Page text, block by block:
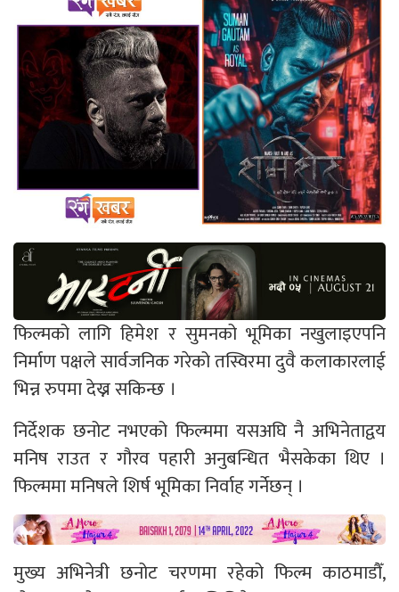
फिल्मको लागि हिमेश र सुमनको भूमिका नखुलाइएपनि
निर्माण पक्षले सार्वजनिक गरेको तस्विरमा दुवै कलाकारलाई
भिन्न रुपमा देख्न सकिन्छ ।
निर्देशक छनोट नभएको फिल्ममा यसअघि नै अभिनेताद्वय
मनिष राउत र गौरव पहारी अनुबन्धित भैसकेका थिए ।
फिल्ममा मनिषले शिर्ष भूमिका निर्वाह गर्नेछन् ।
मुख्य अभिनेत्री छनोट चरणमा रहेको फिल्म काठमाडौँ,